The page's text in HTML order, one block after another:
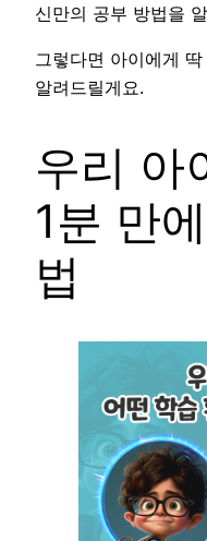
신만의 공부 방법을
그렇다면 아이에게
알려드릴게요.
우리 아
1분 만
법